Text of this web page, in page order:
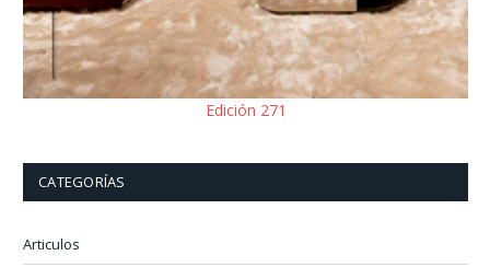
Edición 271
CATEGORÍAS
Articulos